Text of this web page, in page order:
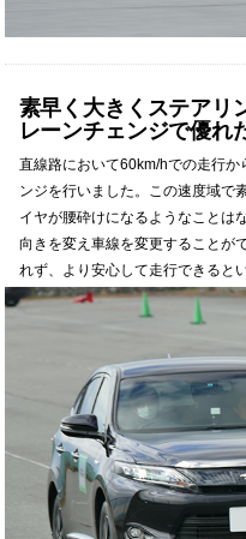
素早く大きくステアリ
レーンチェンジで優れ
直線路において60km/hでの走行
ンジを行いました。この速度域で
イヤが腰砕けになるようなことは
向きを変え車線を変更することが
れず、より安心して走行できると